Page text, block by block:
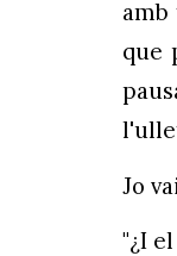
que
Jo
"¿I